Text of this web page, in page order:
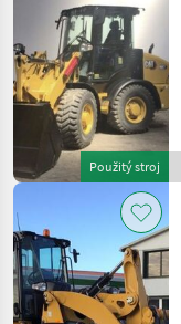
Použitý stroj